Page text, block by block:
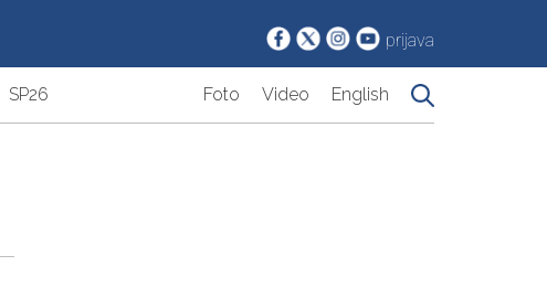
prijava
SP26 Foto Video English